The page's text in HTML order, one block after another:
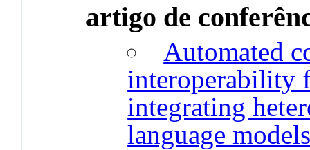
artigo de
Automated
interoperability
integrating
language